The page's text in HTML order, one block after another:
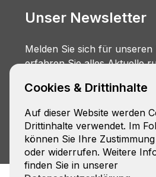
Unser Newsletter
Melden Sie sich für
erfahren Sie alles Aktuelle
Cookies & Drittinhalte
Auf dieser Website werden
Drittinhalte verwendet. Im
können Sie Ihre
oder widerrufen. Weitere
finden Sie in unserer